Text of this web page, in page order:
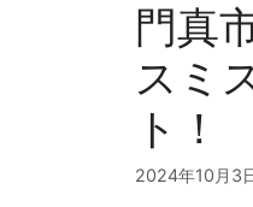
門真
スミ
ト！
2024年10月3